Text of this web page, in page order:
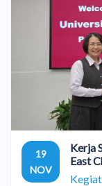
19
NOV
Kerja
East